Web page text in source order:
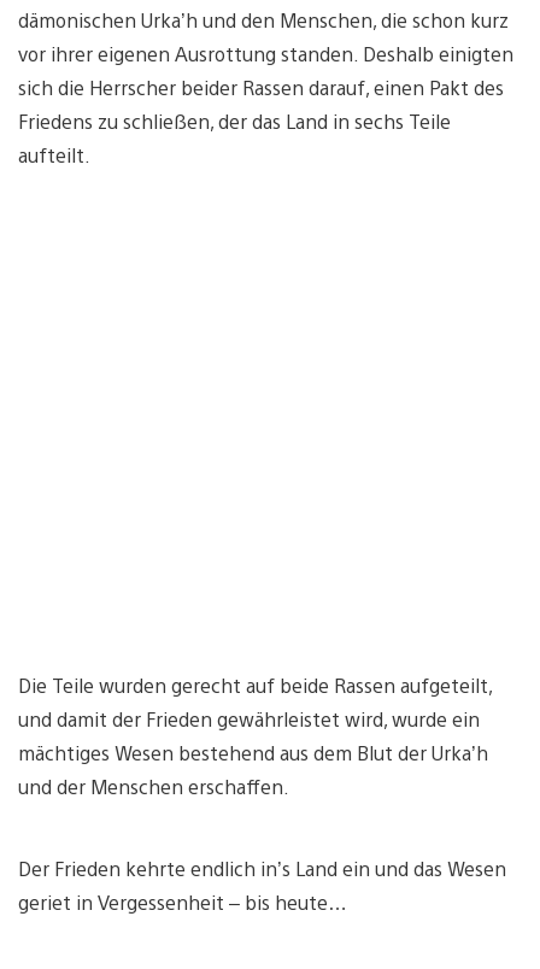
dämonischen Urka’h und den Menschen, die schon kurz
vor ihrer eigenen Ausrottung standen. Deshalb einigten
sich die Herrscher beider Rassen darauf, einen Pakt des
Friedens zu schließen, der das Land in sechs Teile
aufteilt.
Die Teile wurden gerecht auf beide Rassen aufgeteilt,
und damit der Frieden gewährleistet wird, wurde ein
mächtiges Wesen bestehend aus dem Blut der Urka’h
und der Menschen erschaffen.
Der Frieden kehrte endlich in’s Land ein und das Wesen
geriet in Vergessenheit – bis heute…